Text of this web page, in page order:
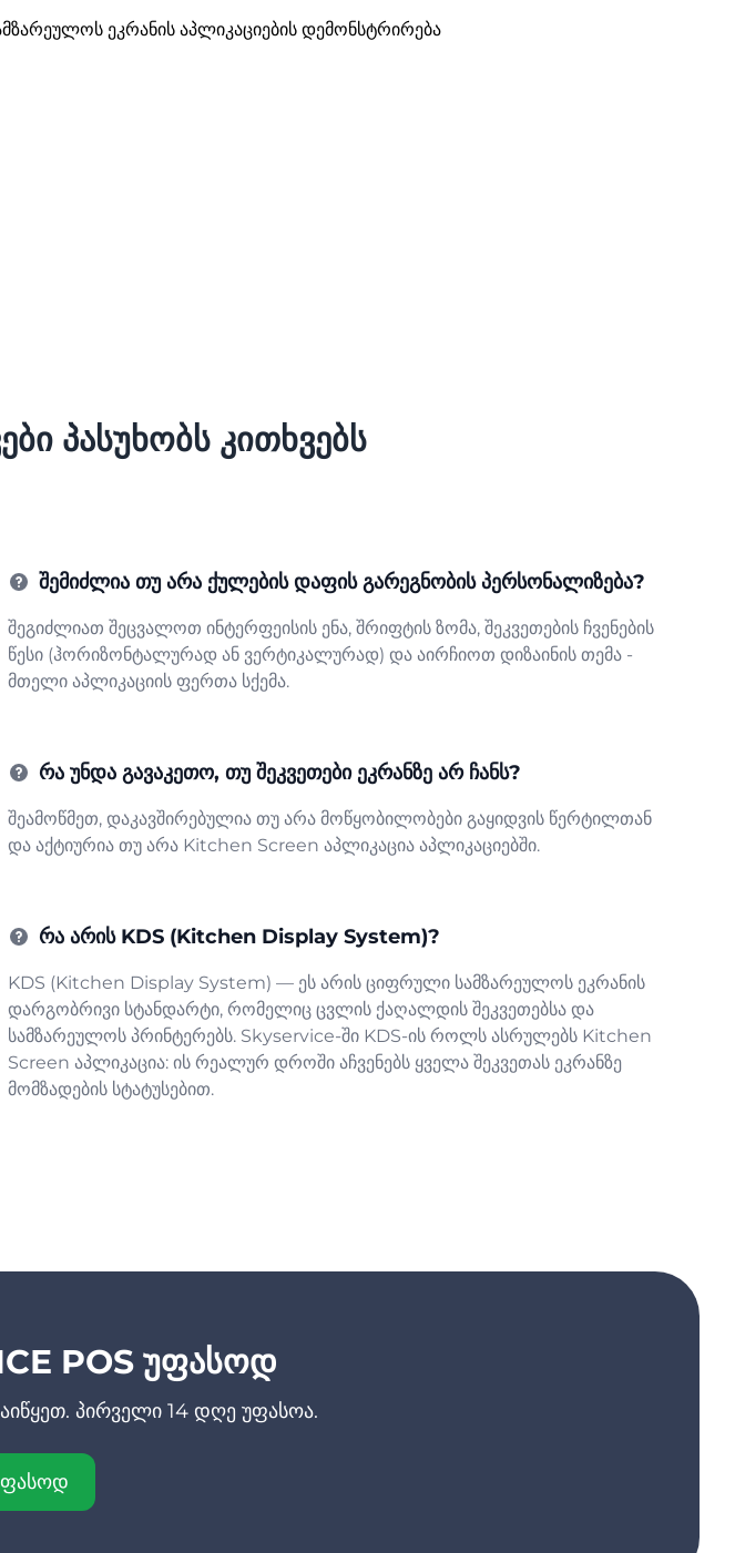
პასუხობს კითხვებს
შემიძლია თუ არა ქულების დაფის გარეგნობის პერსონალიზება?
შეგიძლიათ შეცვალოთ ინტერფეისის ენა, შრიფტის ზომა, შეკვეთების ჩვენების
წესი (ჰორიზონტალურად ან ვერტიკალურად) და აირჩიოთ დიზაინის თემა -
მთელი აპლიკაციის ფერთა სქემა.
რა უნდა გავაკეთო, თუ შეკვეთები ეკრანზე არ ჩანს?
შეამოწმეთ, დაკავშირებულია თუ არა მოწყობილობები გაყიდვის წერტილთან
და აქტიურია თუ არა Kitchen Screen აპლიკაცია აპლიკაციებში.
რა არის KDS (Kitchen Display System)?
KDS (Kitchen Display System) — ეს არის ციფრული სამზარეულოს ეკრანის
დარგობრივი სტანდარტი, რომელიც ცვლის ქაღალდის შეკვეთებსა და
სამზარეულოს პრინტერებს. Skyservice-ში KDS-ის როლს ასრულებს Kitchen
Screen აპლიკაცია: ის რეალურ დროში აჩვენებს ყველა შეკვეთას ეკრანზე
მომზადების სტატუსებით.
POS უფასოდ
პირველი 14 დღე უფასოა.